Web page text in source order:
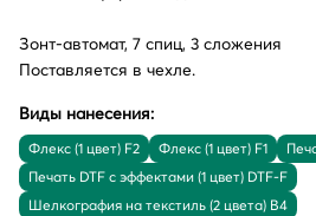
Зонт-автомат, 7 спиц, 3 сложения
Поставляется в чехле.
Виды нанесения:
Флекс (1 цвет) F2 Флекс (1 цвет) F1
Печать DTF с эффектами (1 цвет) DTF-F
Шелкография на текстиль (2 цвета) B4